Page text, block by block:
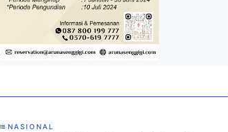
NASIONAL